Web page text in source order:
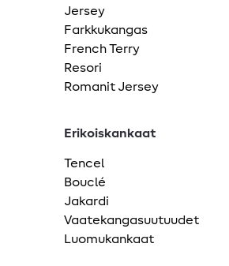
Jersey
Farkkukangas
French Terry
Resori
Romanit Jersey
Erikoiskankaat
Tencel
Bouclé
Jakardi
Vaatekangasuutuudet
Luomukankaat